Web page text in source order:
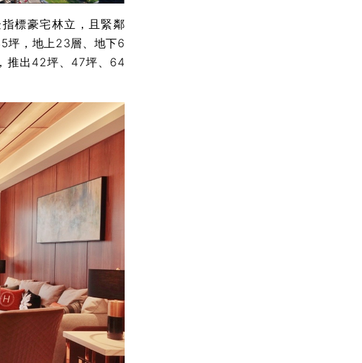
標豪宅林立，且緊鄰
坪，地上23層、地下6
推出42坪、47坪、64